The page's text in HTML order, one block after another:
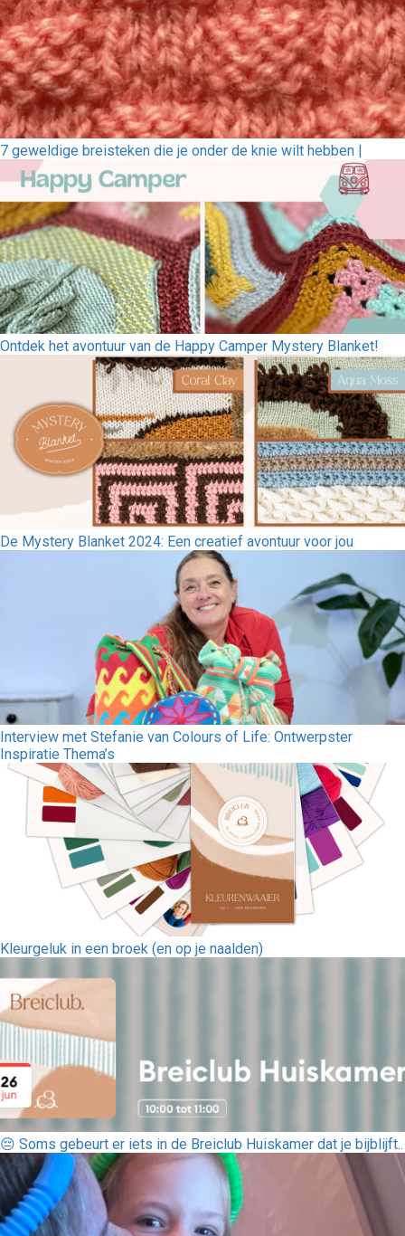
7 geweldige breisteken die je onder de knie wilt hebben |
Ontdek het avontuur van de Happy Camper Mystery Blanket!
De Mystery Blanket 2024: Een creatief avontuur voor jou
Interview met Stefanie van Colours of Life: Ontwerpster
Inspiratie Thema’s
Kleurgeluk in een broek (en op je naalden)
😔 Soms gebeurt er iets in de Breiclub Huiskamer dat je bijblijft..